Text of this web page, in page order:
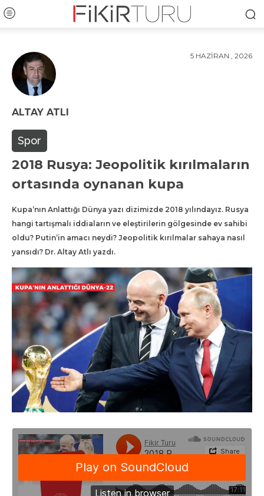
5 HAZIRAN , 2026
ALTAY ATLI
Spor
2018 Rusya: Jeopolitik kırılmaların
ortasında oynanan kupa
Kupa’nın Anlattığı Dünya yazı dizimizde 2018 yılındayız. Rusya
hangi tartışmalı iddiaların ve eleştirilerin gölgesinde ev sahibi
oldu? Putin’in amacı neydi? Jeopolitik kırılmalar sahaya nasıl
yansıdı? Dr. Altay Atlı yazdı.